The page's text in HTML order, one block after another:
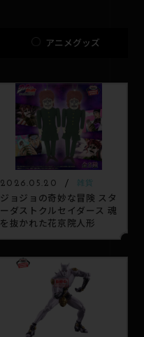
アニメグッズ
2026.05.20 雑貨
ジョジョの奇妙な冒険 スタ
ーダストクルセイダース 魂
を抜かれた花京院人形